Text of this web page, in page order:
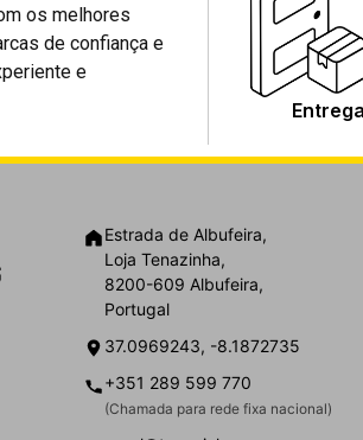
os melhores
de confiança e
e
Estrada de Albufeira,
Loja Tenazinha,
8200-609 Albufeira,
Portugal
37.0969243, -8.1872735
+351 289 599 770
(Chamada para rede fixa nacional)